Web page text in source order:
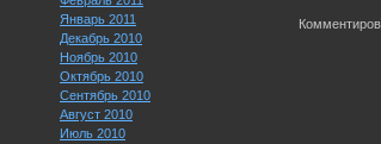
Январь 2011
Декабрь 2010
Ноябрь 2010
Октябрь 2010
Сентябрь 2010
Август 2010
Июль 2010